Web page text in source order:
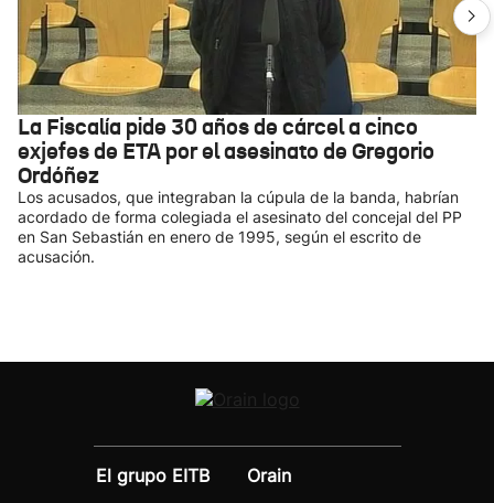
La Fiscalía pide 30 años de cárcel a cinco
exjefes de ETA por el asesinato de Gregorio
Ordóñez
Los acusados, que integraban la cúpula de la banda, habrían
acordado de forma colegiada el asesinato del concejal del PP
en San Sebastián en enero de 1995, según el escrito de
acusación.
El grupo EITB
Orain